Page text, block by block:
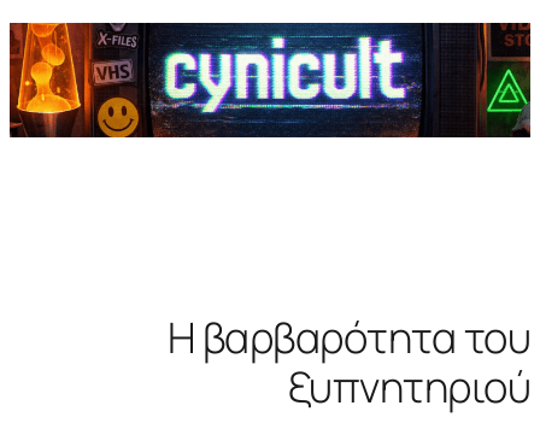
Η βαρβαρότητα του
ξυπνητηριού